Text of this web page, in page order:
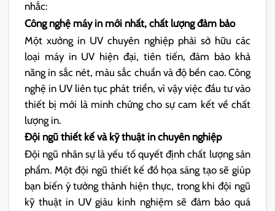
nhắc:
Công nghệ máy in mới nhất, chất lượng đảm bảo
Một xưởng in UV chuyên nghiệp phải sở hữu các
loại máy in UV hiện đại, tiên tiến, đảm bảo khả
năng in sắc nét, màu sắc chuẩn và độ bền cao. Công
nghệ in UV liên tục phát triển, vì vậy việc đầu tư vào
thiết bị mới là minh chứng cho sự cam kết về chất
lượng in.
Đội ngũ thiết kế và kỹ thuật in chuyên nghiệp
Đội ngũ nhân sự là yếu tố quyết định chất lượng sản
phẩm. Một đội ngũ thiết kế đồ họa sáng tạo sẽ giúp
bạn biến ý tưởng thành hiện thực, trong khi đội ngũ
kỹ thuật in UV giàu kinh nghiệm sẽ đảm bảo quá